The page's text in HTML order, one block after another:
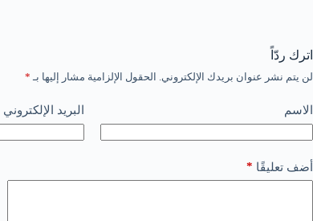
اترك ردّاً
لن يتم نشر عنوان بريدك الإلكتروني. الحقول الإلزامية مشار إليها بـ *
الاسم البريد الإلكتروني
أضف تعليقًا *